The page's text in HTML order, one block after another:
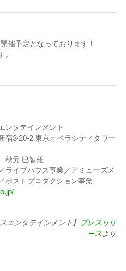
催予定となっております！
。
ンタテインメント
3-20-2 東京オペラシティタワー
元 巳智雄
イブハウス事業／アミューズメ
ポストプロダクション事業
エンタテインメント】 プレスリリ
ースより